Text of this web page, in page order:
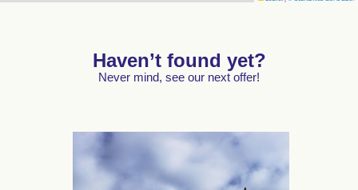
Haven’t found yet?
Never mind, see our next offer!